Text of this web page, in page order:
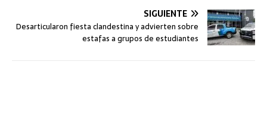
SIGUIENTE
Desarticularon fiesta clandestina y advierten sobre
estafas a grupos de estudiantes